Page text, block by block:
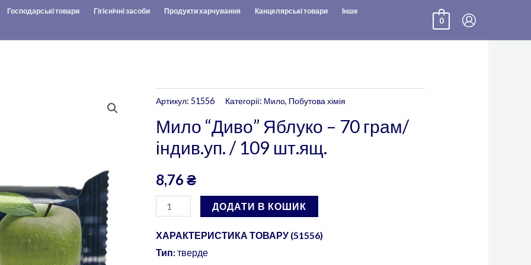
Господарські товари Гігієнічні засоби Продукти харчування Канцелярські товари
Інше
0
Артикул:51556 Категорії: Мило, Побутова хімія
Мило “Диво” Яблуко – 70 грам/
індив.уп. / 109 шт.ящ.
8,76₴
Мило
Яблуко
-
грам/
індив.уп.
/
109
шт.ящ.
ДОДАТИ В КОШИК
ХАРАКТЕРИСТИКА ТОВАРУ (51556)
Тип:тверде